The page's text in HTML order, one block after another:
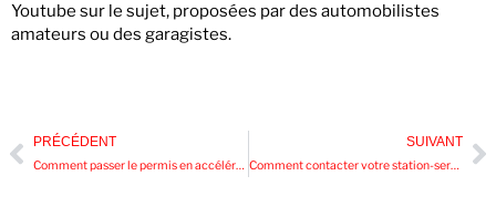
Youtube sur le sujet, proposées par des automobilistes
amateurs ou des garagistes.
PRÉCÉDENT
Comment passer le permis en accéléré ?
SUIVANT
Comment contacter votre station-service carburant?